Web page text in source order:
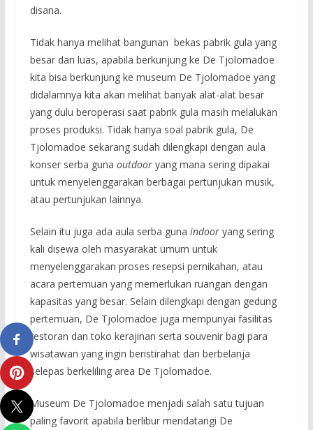
disana.
Tidak hanya melihat bangunan bekas pabrik gula yang
besar dan luas, apabila berkunjung ke De Tjolomadoe
kita bisa berkunjung ke museum De Tjolomadoe yang
didalamnya kita akan melihat banyak alat-alat besar
yang dulu beroperasi saat pabrik gula masih melalukan
proses produksi. Tidak hanya soal pabrik gula, De
Tjolomadoe sekarang sudah dilengkapi dengan aula
konser serba guna outdoor yang mana sering dipakai
untuk menyelenggarakan berbagai pertunjukan musik,
atau pertunjukan lainnya.
Selain itu juga ada aula serba guna indooryang sering
kali disewa oleh masyarakat umum untuk
menyelenggarakan proses resepsi pernikahan, atau
acara pertemuan yang memerlukan ruangan dengan
kapasitas yang besar. Selain dilengkapi dengan gedung
pertemuan, De Tjolomadoe juga mempunyai fasilitas
restoran dan toko kerajinan serta souvenir bagi para
wisatawan yang ingin beristirahat dan berbelanja
selepas berkeliling area De Tjolomadoe.
Museum De Tjolomadoe menjadi salah satu tujuan
paling favorit apabila berlibur mendatangi De